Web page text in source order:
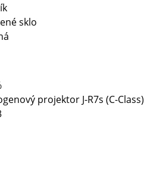
sklo
projektor J-R7s (C-Class)